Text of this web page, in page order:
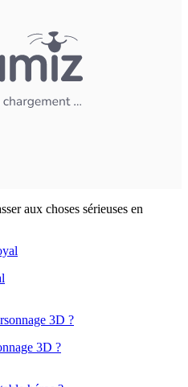
aux choses sérieuses en
3D ?